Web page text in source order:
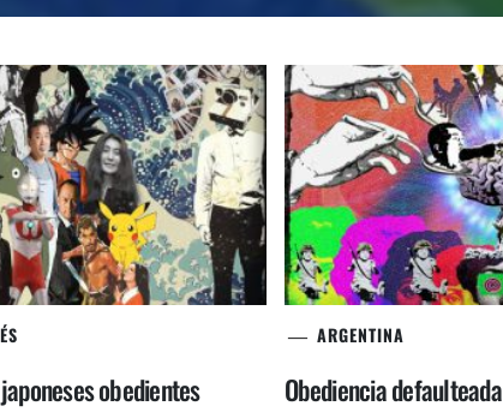
obedientes
ARGENTINA
Obediencia defaulteada